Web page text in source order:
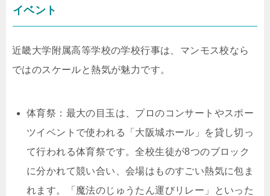
イベント
近畿大学附属高等学校の学校行事は、マンモス校なら
ではのスケールと熱気が魅力です。
体育祭：最大の目玉は、プロのコンサートやスポー
ツイベントで使われる「大阪城ホール」を貸し切っ
て行われる体育祭です。全校生徒が8つのブロック
に分かれて競い合い、会場はものすごい熱気に包ま
れます。「魔法のじゅうたん運びリレー」といった